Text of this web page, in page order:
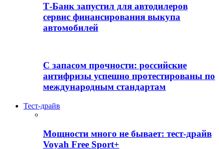
Т-Банк запустил для автодилеров
сервис финансирования выкупа
автомобилей
С запасом прочности: российские
антифризы успешно протестированы по
международным стандартам
Тест-драйв
Мощности много не бывает: тест-драйв
Voyah Free Sport+